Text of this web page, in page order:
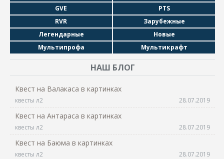
GVE
PTS
RVR
Зарубежные
Легендарные
Новые
Мультипрофа
Мультикрафт
НАШ БЛОГ
Квест на Валакаса в картинках
квесты л2 28.07.2019
Квест на Антараса в картинках
квесты л2 28.07.2019
Квест на Баюма в картинках
квесты л2 28.07.2019